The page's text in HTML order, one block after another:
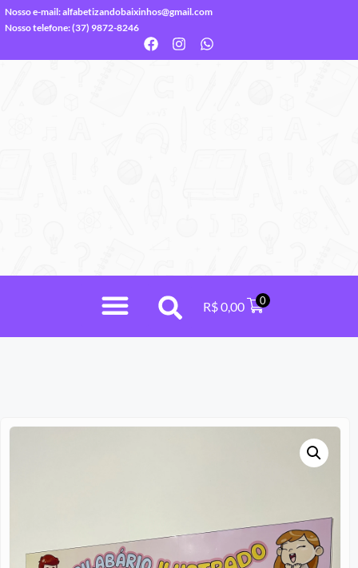
Nosso e-mail:alfabetizandobaixinhos@gmail.com
Nosso telefone: (37) 9872-8246
R$0,00 0